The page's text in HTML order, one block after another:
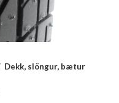
Dekk, slöngur, bætur